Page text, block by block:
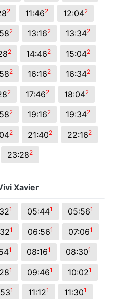
2 11:462 12:042
2 13:162 13:342
2 14:462 15:042
2 16:162 16:342
2 17:462 18:042
2 19:162 19:342
2 21:402 22:162
23:282
Xavier
1 05:441 05:561
1 06:561 07:061
1 08:161 08:301
1 09:461 10:021
1 11:121 11:301